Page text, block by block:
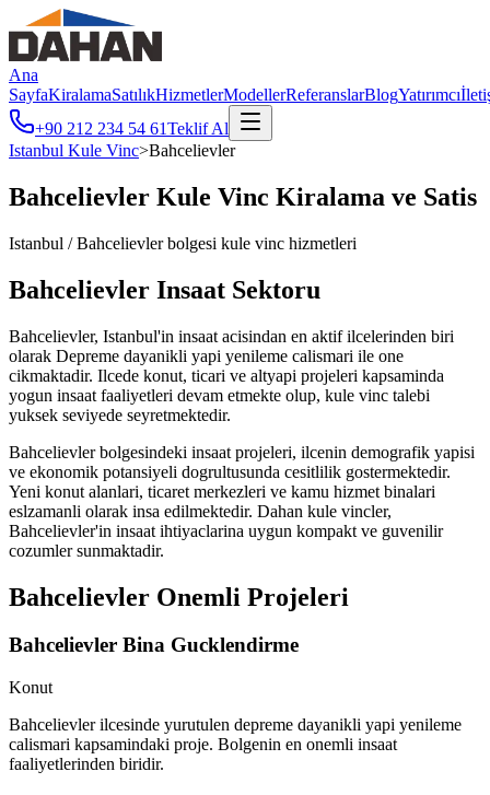
Ana
SayfaKiralamaSatılıkHizmetlerModellerReferanslarBlogYatırımcı
+90 212 234 54 61Teklif Al
Istanbul Kule Vinc>Bahcelievler
Bahcelievler Kule Vinc Kiralama ve Satis
Istanbul /Bahcelievlerbolgesi kule vinc hizmetleri
Bahcelievler Insaat Sektoru
Bahcelievler, Istanbul'in insaat acisindan en aktif ilcelerinden biri
olarak Depreme dayanikli yapi yenileme calismari ile one
cikmaktadir. Ilcede konut, ticari ve altyapi projeleri kapsaminda
yogun insaat faaliyetleri devam etmekte olup, kule vinc talebi
yuksek seviyede seyretmektedir.
Bahcelievler bolgesindeki insaat projeleri, ilcenin demografik yapisi
ve ekonomik potansiyeli dogrultusunda cesitlilik gostermektedir.
Yeni konut alanlari, ticaret merkezleri ve kamu hizmet binalari
eslzamanli olarak insa edilmektedir. Dahan kule vincler,
Bahcelievler'in insaat ihtiyaclarina uygun kompakt ve guvenilir
cozumler sunmaktadir.
Bahcelievler Onemli Projeleri
Bahcelievler Bina Gucklendirme
Konut
Bahcelievler ilcesinde yurutulen depreme dayanikli yapi yenileme
calismari kapsamindaki proje. Bolgenin en onemli insaat
faaliyetlerinden biridir.